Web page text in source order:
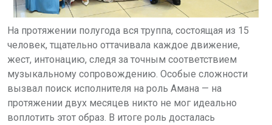
На протяжении полугода вся труппа, состоящая из 15
человек, тщательно оттачивала каждое движение,
жест, интонацию, следя за точным соответствием
музыкальному сопровождению. Особые сложности
вызвал поиск исполнителя на роль Амана — на
протяжении двух месяцев никто не мог идеально
воплотить этот образ. В итоге роль досталась